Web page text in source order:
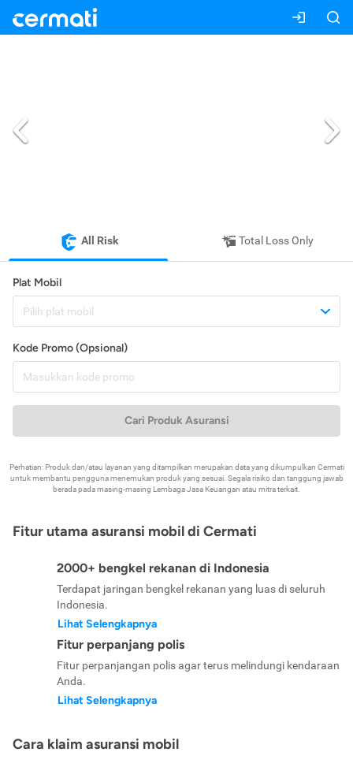
All Risk Total Loss Only
Plat Mobil
Pilih plat mobil
Kode Promo (Opsional)
Cari Produk Asuransi
Perhatian: Produk dan/atau layanan yang ditampilkan merupakan data yang dikumpulkan Cermati
untuk membantu pengguna menemukan produk yang sesuai. Segala risiko dan tanggung jawab
berada pada masing-masing Lembaga Jasa Keuangan atau mitra terkait.
Fitur utama asuransi mobil di Cermati
2000+ bengkel rekanan di Indonesia
Terdapat jaringan bengkel rekanan yang luas di seluruh
Indonesia.
Lihat Selengkapnya
Fitur perpanjang polis
Fitur perpanjangan polis agar terus melindungi kendaraan
Anda.
Lihat Selengkapnya
Cara klaim asuransi mobil